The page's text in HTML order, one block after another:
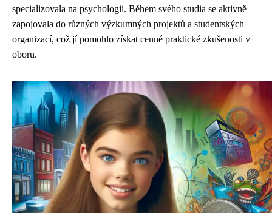
specializovala na psychologii. Během svého studia se aktivně
zapojovala do různých výzkumných projektů a studentských
organizací, což jí pomohlo získat cenné praktické zkušenosti v
oboru.